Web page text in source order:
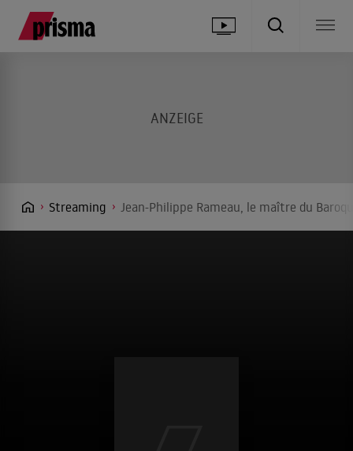
Streaming Jean-Philippe Rameau, le maître du